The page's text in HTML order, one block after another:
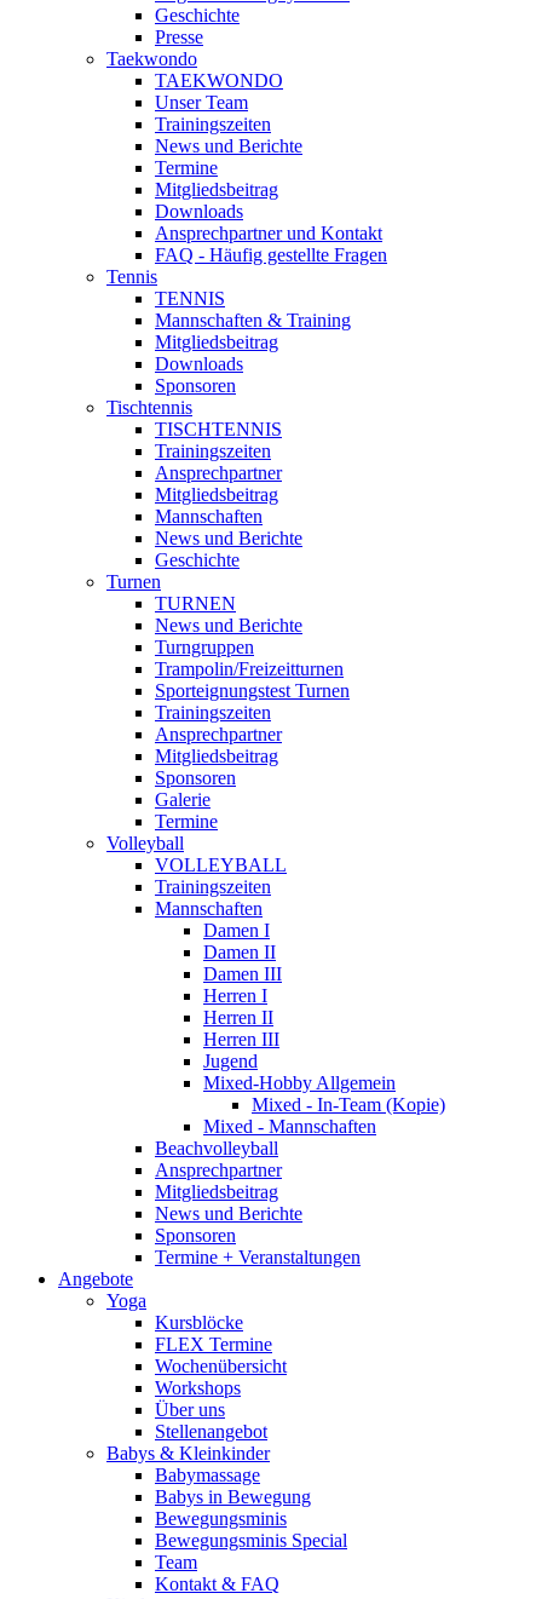
Geschichte
Presse
Taekwondo
TAEKWONDO
Unser Team
Trainingszeiten
News und Berichte
Termine
Mitgliedsbeitrag
Downloads
Ansprechpartner und Kontakt
FAQ - Häufig gestellte Fragen
Tennis
TENNIS
Mannschaften & Training
Mitgliedsbeitrag
Downloads
Sponsoren
Tischtennis
TISCHTENNIS
Trainingszeiten
Ansprechpartner
Mitgliedsbeitrag
Mannschaften
News und Berichte
Geschichte
Turnen
TURNEN
News und Berichte
Turngruppen
Trampolin/Freizeitturnen
Sporteignungstest Turnen
Trainingszeiten
Ansprechpartner
Mitgliedsbeitrag
Sponsoren
Galerie
Termine
Volleyball
VOLLEYBALL
Trainingszeiten
Mannschaften
Damen I
Damen II
Damen III
Herren I
Herren II
Herren III
Jugend
Mixed-Hobby Allgemein
Mixed - In-Team (Kopie)
Mixed - Mannschaften
Beachvolleyball
Ansprechpartner
Mitgliedsbeitrag
News und Berichte
Sponsoren
Termine + Veranstaltungen
Angebote
Yoga
Kursblöcke
FLEX Termine
Wochenübersicht
Workshops
Über uns
Stellenangebot
Babys & Kleinkinder
Babymassage
Babys in Bewegung
Bewegungsminis
Bewegungsminis Special
Team
Kontakt & FAQ